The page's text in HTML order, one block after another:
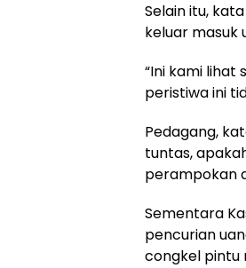
Selain itu,
keluar masuk
“Ini kami lihat
peristiwa ini
Pedagang,
tuntas,
perampokan
Sementara
pencurian
congkel pintu